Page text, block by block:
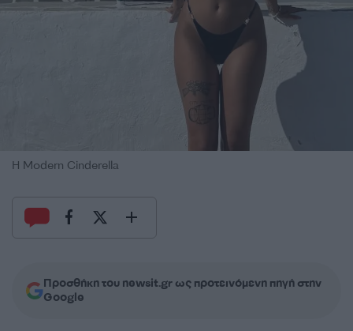
H Modern Cinderella
Προσθήκη του newsit.gr ως προτεινόμενη πηγή στην
Google